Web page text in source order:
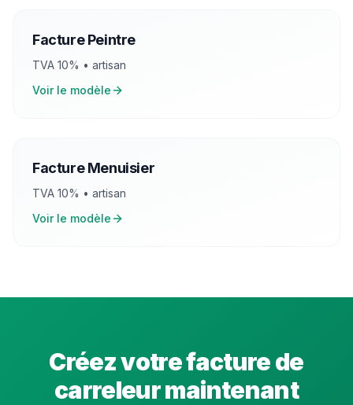
FacturePeintre
TVA 10% • artisan
Voir le modèle
FactureMenuisier
TVA 10% • artisan
Voir le modèle
Créez votre facture de
carreleurmaintenant